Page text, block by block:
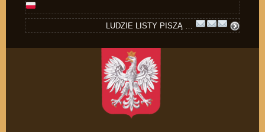
LUDZIE LISTY PISZĄ …